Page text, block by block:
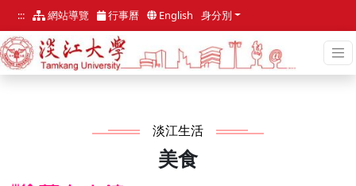
主
要
內
容
::: 網站導覽 行事曆 English 身分別
淡江生活
美食